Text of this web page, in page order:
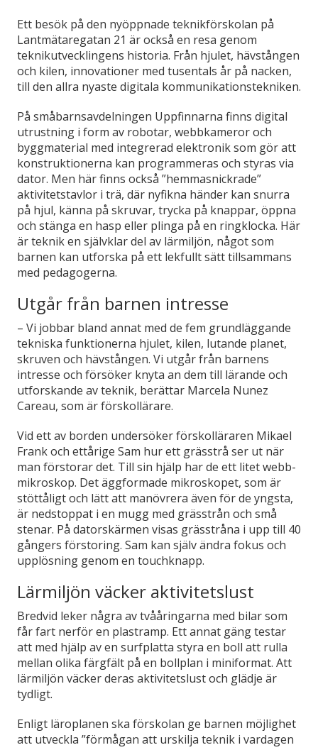
Ett besök på den nyöppnade teknikförskolan på
Lantmätaregatan 21 är också en resa genom
teknikutvecklingens historia. Från hjulet, hävstången
och kilen, innovationer med tusentals år på nacken,
till den allra nyaste digitala kommunikationstekniken.
På småbarnsavdelningen Uppfinnarna finns digital
utrustning i form av robotar, webbkameror och
byggmaterial med integrerad elektronik som gör att
konstruktionerna kan programmeras och styras via
dator. Men här finns också ”hemmasnickrade”
aktivitetstavlor i trä, där nyfikna händer kan snurra
på hjul, känna på skruvar, trycka på knappar, öppna
och stänga en hasp eller plinga på en ringklocka. Här
är teknik en självklar del av lärmiljön, något som
barnen kan utforska på ett lekfullt sätt tillsammans
med pedagogerna.
Utgår från barnen intresse
– Vi jobbar bland annat med de fem grundläggande
tekniska funktionerna hjulet, kilen, lutande planet,
skruven och hävstången. Vi utgår från barnens
intresse och försöker knyta an dem till lärande och
utforskande av teknik, berättar Marcela Nunez
Careau, som är förskollärare.
Vid ett av borden undersöker förskolläraren Mikael
Frank och ettårige Sam hur ett grässtrå ser ut när
man förstorar det. Till sin hjälp har de ett litet webb-
mikroskop. Det äggformade mikroskopet, som är
stöttåligt och lätt att manövrera även för de yngsta,
är nedstoppat i en mugg med grässtrån och små
stenar. På datorskärmen visas grässtråna i upp till 40
gångers förstoring. Sam kan själv ändra fokus och
upplösning genom en touchknapp.
Lärmiljön väcker aktivitetslust
Bredvid leker några av tvååringarna med bilar som
får fart nerför en plastramp. Ett annat gäng testar
att med hjälp av en surfplatta styra en boll att rulla
mellan olika färgfält på en bollplan i miniformat. Att
lärmiljön väcker deras aktivitetslust och glädje är
tydligt.
Enligt läroplanen ska förskolan ge barnen möjlighet
att utveckla ”förmågan att urskilja teknik i vardagen